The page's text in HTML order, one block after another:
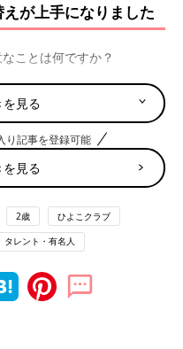
が上手になりました
ことは何ですか？
は、長女・希空（のあ）の
うやったらいいんだ』なん
率を考えて、妻と２人でや
、おむつを替えようとする
ルドダックなどのモノマネ
えてロックし、もう片方の
いうか、幸空の寝かしつけ
せ。妻いわく“幸空との大
。苦手な洗濯は、手
を見る
り記事を登録可能
見る
2歳 ひよこクラブ
タレント・有名人